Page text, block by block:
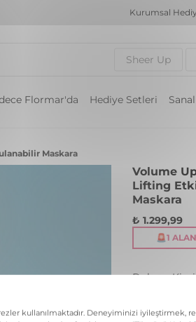
Kurumsal
Sheer Up
Flormar'da Hediye Setleri
Maskara
Volume
Lifting
Maskara
Dolgun
₺ 1.299,99
🚨1